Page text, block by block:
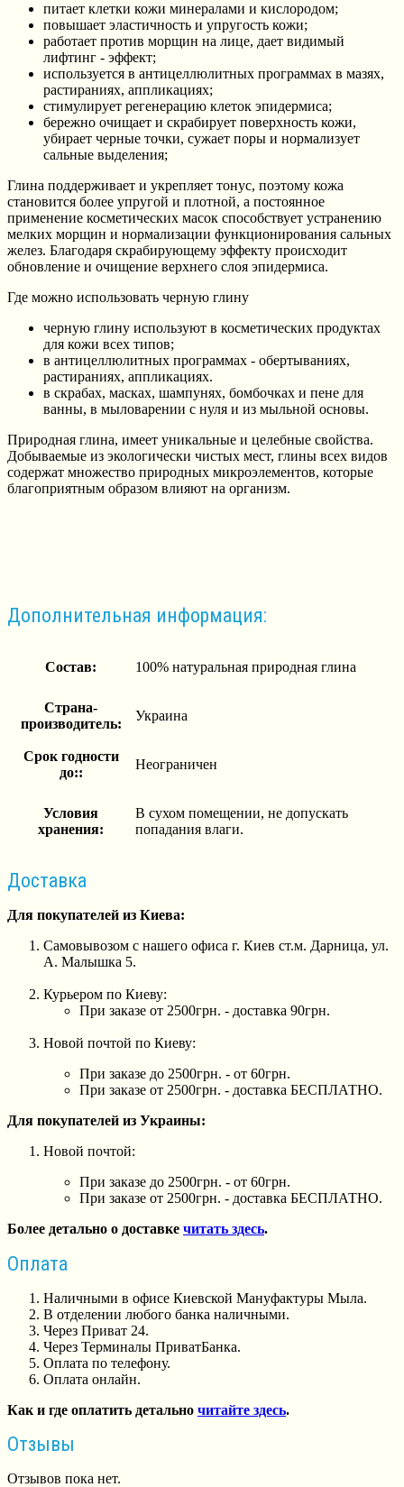
питает клетки кожи минералами и кислородом;
повышает эластичность и упругость кожи;
работает против морщин на лице, дает видимый
лифтинг - эффект;
используется в антицеллюлитных программах в мазях,
растираниях, аппликациях;
стимулирует регенерацию клеток эпидермиса;
бережно очищает и скрабирует поверхность кожи,
убирает черные точки, сужает поры и нормализует
сальные выделения;
Глина поддерживает и укрепляет тонус, поэтому кожа
становится более упругой и плотной, а постоянное
применение косметических масок способствует устранению
мелких морщин и нормализации функционирования сальных
желез. Благодаря скрабирующему эффекту происходит
обновление и очищение верхнего слоя эпидермиса.
Где можно использовать черную глину
черную глину используют в косметических продуктах
для кожи всех типов;
в антицеллюлитных программах - обертываниях,
растираниях, аппликациях.
в скрабах, масках, шампунях, бомбочках и пене для
ванны, в мыловарении с нуля и из мыльной основы.
Природная глина, имеет уникальные и целебные свойства.
Добываемые из экологически чистых мест, глины всех видов
содержат множество природных микроэлементов, которые
благоприятным образом влияют на организм.
Дополнительная информация:
Состав: 100% натуральная природная глина
Страна-
производитель:
Украина
Срок годности
до::
Неограничен
Условия
хранения:
В сухом помещении, не допускать
попадания влаги.
Доставка
Для покупателей из Киева:
Самовывозом с нашего офиса г. Киев ст.м. Дарница, ул.
А. Малышка 5.
Курьером по Киеву:
При заказе от 2500грн. - доставка 90грн.
Новой почтой по Киеву:
При заказе до 2500грн. - от 60грн.
При заказе от 2500грн. - доставка БЕСПЛАТНО.
Для покупателей из Украины:
Новой почтой:
При заказе до 2500грн. - от 60грн.
При заказе от 2500грн. - доставка БЕСПЛАТНО.
Более детально о доставке читать здесь.
Оплата
Наличными в офисе Киевской Мануфактуры Мыла.
В отделении любого банка наличными.
Через Приват 24.
Через Терминалы ПриватБанка.
Оплата по телефону.
Оплата онлайн.
Как и где оплатить детально читайте здесь.
Отзывы
Отзывов пока нет.